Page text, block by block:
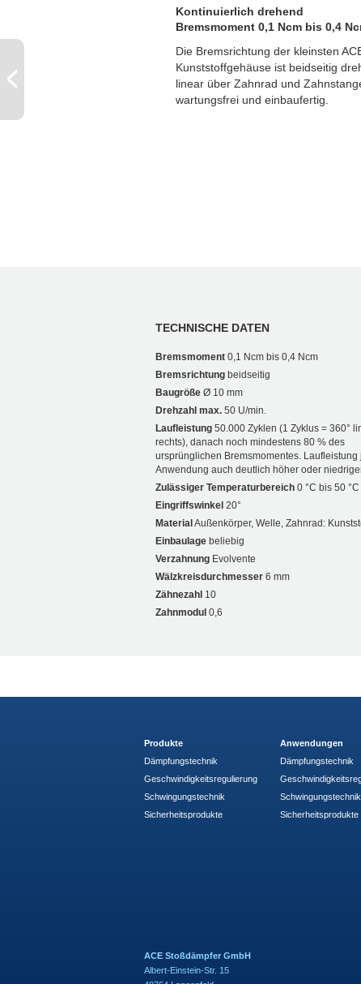
Kontinuierlich drehend
Bremsmoment 0,1 Ncm bis 0,4
Die Bremsrichtung der kleinsten
Kunststoffgehäuse ist beidseitig
linear über Zahnrad und
wartungsfrei und einbaufertig.
TECHNISCHE DATEN
Bremsmoment 0,1 Ncm bis 0,4 Ncm
Bremsrichtung beidseitig
Baugröße Ø 10 mm
Drehzahl max. 50 U/min.
Laufleistung 50.000 Zyklen (1 Zyklus = 360°
rechts), danach noch mindestens 80 % des
ursprünglichen Bremsmomentes. Laufleistung
Anwendung auch deutlich höher oder
Zulässiger Temperaturbereich 0 °C bis 50 °C
Eingriffswinkel 20°
Material Außenkörper, Welle, Zahnrad:
Einbaulage beliebig
Verzahnung Evolvente
Wälzkreisdurchmesser 6 mm
Zähnezahl 10
Zahnmodul 0,6
Produkte
Dämpfungstechnik
Geschwindigkeitsregulierung
Schwingungstechnik
Sicherheitsprodukte
Anwendungen
Dämpfungstechnik
Schwingungstechnik
Sicherheitsprodukte
ACE Stoßdämpfer GmbH
Albert-Einstein-Str. 15